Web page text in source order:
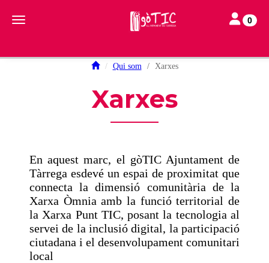
Toggle navigation Toggle
0
Qui som Xarxes
Xarxes
En aquest marc, el gòTIC Ajuntament de
Tàrrega esdevé un espai de proximitat que
connecta la dimensió comunitària de la
Xarxa Òmnia amb la funció territorial de
la Xarxa Punt TIC, posant la tecnologia al
servei de la inclusió digital, la participació
ciutadana i el desenvolupament comunitari
local